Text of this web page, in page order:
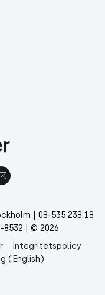
| 08-535 238 18
8532 | © 2026
Integritetspolicy
(English)